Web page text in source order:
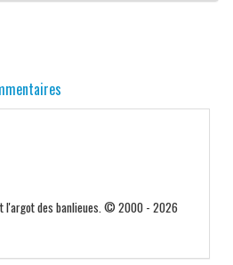
l'argot des banlieues. © 2000 - 2026